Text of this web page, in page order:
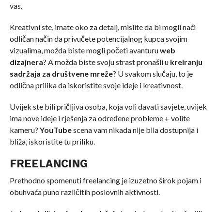
vas.
Kreativni ste, imate oko za detalj, mislite da bi mogli naći
odličan način da privučete potencijalnog kupca svojim
vizualima, možda biste mogli početi avanturuweb
dizajnera? A možda biste svoju strast pronašli u kreiranju
sadržaja za društvene mreže? U svakom slučaju, to je
odlična prilika da iskoristite svoje ideje i kreativnost.
Uvijek ste bili pričljiva osoba, koja voli davati savjete, uvijek
ima nove ideje i rješenja za određene probleme + volite
kameru? YouTubescena vam nikada nije bila dostupnija i
bliža, iskoristite tu priliku.
FREELANCING
Prethodno spomenuti freelancing je izuzetno širok pojam i
obuhvaća puno različitih poslovnih aktivnosti.